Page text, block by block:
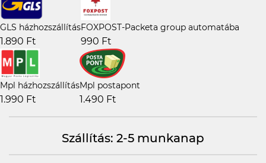
GLS házhozszállítás
1.890 Ft
FOXPOST-Packeta group automatába
990 Ft
Mpl házhozszállítás
1.990 Ft
Mpl postapont
1.490 Ft
Szállítás: 2-5 munkanap